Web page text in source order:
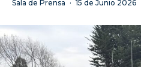
Sala de Prensa · 15 de Junio 2026